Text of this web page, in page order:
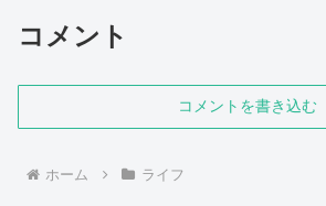
コメント
コメントを書き込む
ホーム ライフ